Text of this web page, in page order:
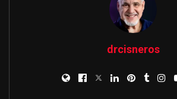
drcisneros